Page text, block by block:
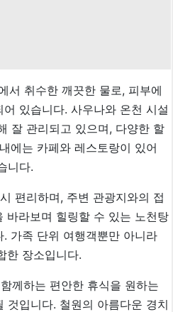
서 취수한 깨끗한 물로, 피부에
있습니다. 사우나와 온천 시설
잘 관리되고 있으며, 다양한 할
에는 카페와 레스토랑이 있어
니다.
편리하며, 주변 관광지와의 접
바라보며 힐링할 수 있는 노천탕
가족 단위 여행객뿐만 아니라
한 장소입니다.
께하는 편안한 휴식을 원하는
것입니다. 철원의 아름다운 경치